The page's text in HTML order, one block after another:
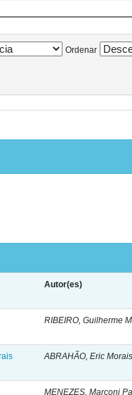
Ordenar
Autor(es)
RIBEIRO, Guilherme
ABRAHÃO, Eric Morais
MENEZES, Marconi